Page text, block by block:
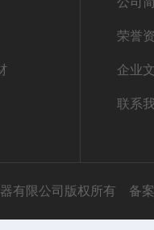
荣誉
企业
联系
有限公司版权所有 备